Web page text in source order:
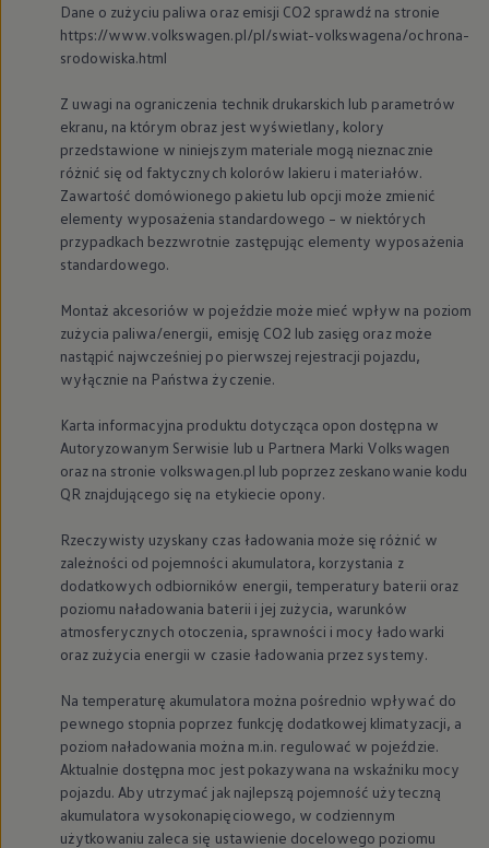
Aplikacje Volkswagen, logowanie i sklep
Znajdź usługi dla swojego modelu
Połączenie telefonu komórkowego z pojazdem
Strefa kierowcy
Elektroniczna Instrukcja Obsługi
Informacje dla klientów
Informator o pojeździe
Gwarancje
Lampki ostrzegawcze i sygnalizacyjne
Starsze modele i generacje – archiwum oraz
Certyfikaty
Wszystkie usługi
Oferty serwisowe
Dla obecnych użytkowników Volkswagena
Sezonowe usługi serwisowe
Korzyści autoryzowanego serwisowania
Informacje dla warsztatów
Świat Volkswagena
Lifestyle
Eksploatacja
Samochody hybrydowe
SUV-y
Elektromobilność
Rozwój
Technologia
Nowy samochód krok po kroku – poradnik
Samochody ekonomiczne i ekologiczne
Technologie i bezpieczeństwo
Odwiedź Volkswagen Home
Warto wybrać Volkswagena
Infolinia Volkswagen
Umów się na Serwis
Newsletter ID.
Społeczność Volkswagena
Znajdź Dealera
Zapisz się na jazdę próbną
Dane o zużyciu paliwa oraz emisji CO2 sprawdź na stronie
https://www.volkswagen.pl/pl/swiat-volkswagena/ochrona-
srodowiska.html
Z uwagi na ograniczenia technik drukarskich lub parametrów
ekranu, na którym obraz jest wyświetlany, kolory
przedstawione w niniejszym materiale mogą nieznacznie
różnić się od faktycznych kolorów lakieru i materiałów.
Zawartość domówionego pakietu lub opcji może zmienić
elementy wyposażenia standardowego – w niektórych
przypadkach bezzwrotnie zastępując elementy wyposażenia
standardowego.
Montaż akcesoriów w pojeździe może mieć wpływ na poziom
zużycia paliwa/energii, emisję CO2 lub zasięg oraz może
nastąpić najwcześniej po pierwszej rejestracji pojazdu,
wyłącznie na Państwa życzenie.
Karta informacyjna produktu dotycząca opon dostępna w
Autoryzowanym Serwisie lub u Partnera Marki Volkswagen
oraz na stronie volkswagen.pl lub poprzez zeskanowanie kodu
QR znajdującego się na etykiecie opony.
Rzeczywisty uzyskany czas ładowania może się różnić w
zależności od pojemności akumulatora, korzystania z
dodatkowych odbiorników energii, temperatury baterii oraz
poziomu naładowania baterii i jej zużycia, warunków
atmosferycznych otoczenia, sprawności i mocy ładowarki
oraz zużycia energii w czasie ładowania przez systemy.
Na temperaturę akumulatora można pośrednio wpływać do
pewnego stopnia poprzez funkcję dodatkowej klimatyzacji, a
poziom naładowania można m.in. regulować w pojeździe.
Aktualnie dostępna moc jest pokazywana na wskaźniku mocy
pojazdu. Aby utrzymać jak najlepszą pojemność użyteczną
akumulatora wysokonapięciowego, w codziennym
użytkowaniu zaleca się ustawienie docelowego poziomu